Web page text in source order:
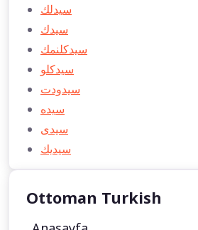
سیدلك
سیدك
سیدكلنمك
سیدكلو
سیدودت
سیده
سیدی
سیدیك
Ottoman Turkish